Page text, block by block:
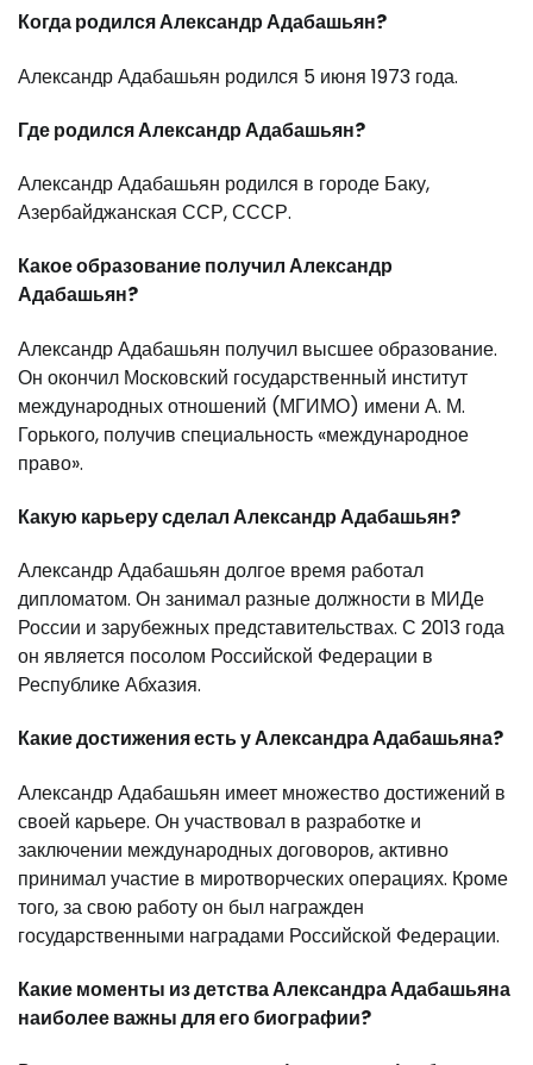
Когда родился Александр Адабашьян?
Александр Адабашьян родился 5 июня 1973 года.
Где родился Александр Адабашьян?
Александр Адабашьян родился в городе Баку,
Азербайджанская ССР, СССР.
Какое образование получил Александр
Адабашьян?
Александр Адабашьян получил высшее образование.
Он окончил Московский государственный институт
международных отношений (МГИМО) имени А. М.
Горького, получив специальность «международное
право».
Какую карьеру сделал Александр Адабашьян?
Александр Адабашьян долгое время работал
дипломатом. Он занимал разные должности в МИДе
России и зарубежных представительствах. С 2013 года
он является посолом Российской Федерации в
Республике Абхазия.
Какие достижения есть у Александра Адабашьяна?
Александр Адабашьян имеет множество достижений в
своей карьере. Он участвовал в разработке и
заключении международных договоров, активно
принимал участие в миротворческих операциях. Кроме
того, за свою работу он был награжден
государственными наградами Российской Федерации.
Какие моменты из детства Александра Адабашьяна
наиболее важны для его биографии?